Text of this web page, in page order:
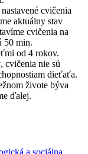
cvičenia
aktuálny stav
cvičenia na
50 min.
od 4 rokov.
cvičenia nie sú
dieťaťa.
živote býva
ďalej.
a sociálna